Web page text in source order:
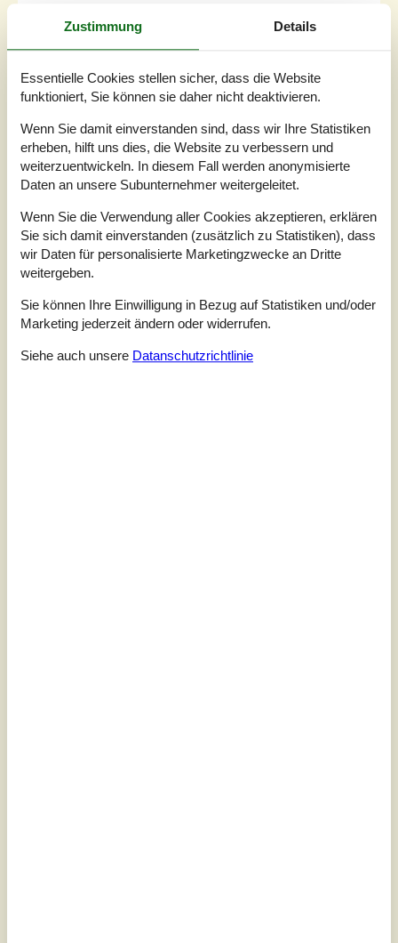
Haustiere
Nicht erlaubt
Entfernung Wasser
Grundstück
Unknown
Internet
Charmantes Ferienhaus in einzigartiger im bezaubernden
Wald zwischen Rønne und Hasle, 450 m vom schönen
Sandstrand entfernt. Willkommen in diesem malerischen
Ferienhaus, um dessen Grundstück sich das Flüsschen
Blykobbe Å windet. Es erwarten Sie Wildtiere, eine große
Spielwiese und eine Lagerfeuerstelle. Hier finden Sie
mehrere gemütliche Ecken, wo Gartenmöbel zum
Entspannen und Sonne tanken e...
Luxusferienhaus mit Meerblick und
Zustimmung Details
Essentielle Cookies stellen sicher, dass die Website
funktioniert, Sie können sie daher nicht deaktivieren.
Wenn Sie damit einverstanden sind, dass wir Ihre Statistiken
erheben, hilft uns dies, die Website zu verbessern und
weiterzuentwickeln. In diesem Fall werden anonymisierte
Daten an unsere Subunternehmer weitergeleitet.
Wenn Sie die Verwendung aller Cookies akzeptieren, erklären
Sie sich damit einverstanden (zusätzlich zu Statistiken), dass
wir Daten für personalisierte Marketingzwecke an Dritte
weitergeben.
Sie können Ihre Einwilligung in Bezug auf Statistiken und/oder
Marketing jederzeit ändern oder widerrufen.
Siehe auch unsere Datanschutzrichtlinie